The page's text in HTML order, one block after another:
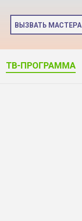
ВЫЗВАТЬ МАСТЕРА
ТВ-ПРОГРАММА